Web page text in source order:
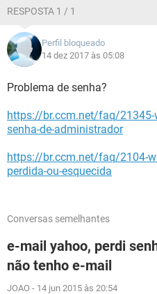
RESPOSTA 1 / 1
Perfil bloqueado
14 dez 2017 às 05:08
Problema de senha?
https://br.ccm.net/faq/21345-
senha-de-administrador
https://br.ccm.net/faq/2104-
perdida-ou-esquecida
Conversas semelhantes
e-mail yahoo, perdi
não tenho e-mail
JOAO - 14 jun 2015 às 20:54